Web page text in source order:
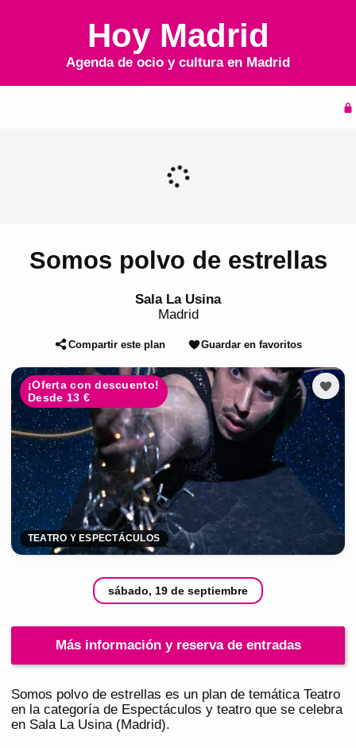
Hoy Madrid
Agenda de ocio y cultura en Madrid
Somos polvo de estrellas
Sala La Usina
Madrid
Compartir este plan Guardar en favoritos
¡Oferta con descuento!
Desde 13 €
TEATRO Y ESPECTÁCULOS
sábado, 19 de septiembre
Más información y reserva de entradas
Somos polvo de estrellas es un plan de temática Teatro
en la categoría de Espectáculos y teatro que se celebra
en Sala La Usina (Madrid).